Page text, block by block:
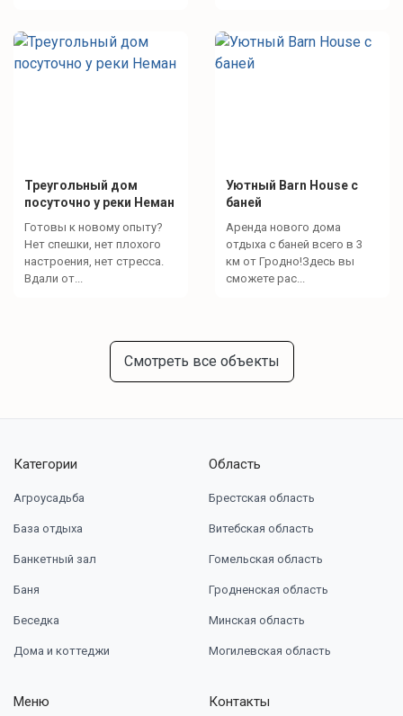
Треугольный дом
посуточно у реки Неман
Готовы к новому опыту?
Нет спешки, нет плохого
настроения, нет стресса.
Вдали от...
Уютный Barn House с
баней
Аренда нового дома
отдыха с баней всего в 3
км от Гродно!Здесь вы
сможете рас...
Смотреть все объекты
Категории
Агроусадьба
База отдыха
Банкетный зал
Баня
Беседка
Дома и коттеджи
Область
Брестская область
Витебская область
Гомельская область
Гродненская область
Минская область
Могилевская область
Меню Контакты